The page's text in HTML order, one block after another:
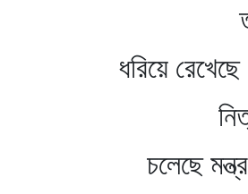
তার
ধরিয়ে
নিত্য-
চলেছে